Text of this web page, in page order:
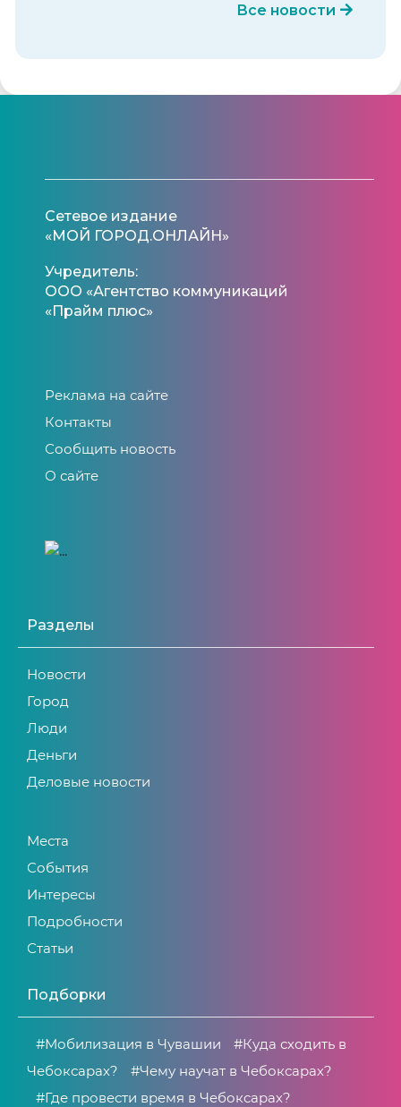
Все новости
Сетевое издание
«МОЙ ГОРОД.ОНЛАЙН»
Учредитель:
ООО «Агентство коммуникаций
«Прайм плюс»
Реклама на сайте
Контакты
Сообщить новость
О сайте
Разделы
Новости
Город
Люди
Деньги
Деловые новости
Места
События
Интересы
Подробности
Статьи
Подборки
#Мобилизация в Чувашии
#Куда сходить в
Чебоксарах?
#Чему научат в Чебоксарах?
#Где провести время в Чебоксарах?